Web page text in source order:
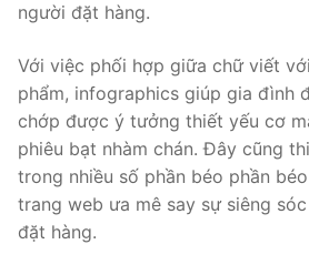
người đặt hàng.
Với việc phối hợp giữa chữ viết
phẩm, infographics giúp gia đình
chớp được ý tưởng thiết yếu cơ
phiêu bạt nhàm chán. Đây cũng
trong nhiều số phần béo phần
trang web ưa mê say sự siêng
đặt hàng.